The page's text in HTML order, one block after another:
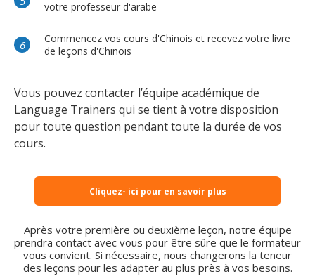
votre professeur d'arabe
Commencez vos cours d'Chinois et recevez votre livre
de leçons d'Chinois
Vous pouvez contacter l’équipe académique de
Language Trainers qui se tient à votre disposition
pour toute question pendant toute la durée de vos
cours.
Cliquez- ici pour en savoir plus
Après votre première ou deuxième leçon, notre équipe
prendra contact avec vous pour être sûre que le formateur
vous convient. Si nécessaire, nous changerons la teneur
des leçons pour les adapter au plus près à vos besoins.